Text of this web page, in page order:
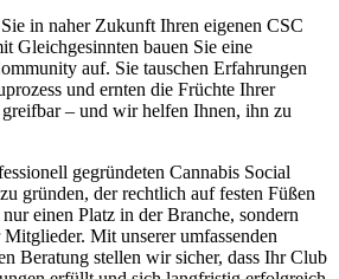
in naher Zukunft Ihren eigenen CSC
Gleichgesinnten bauen Sie eine
auf. Sie tauschen Erfahrungen
und ernten die Früchte Ihrer
– und wir helfen Ihnen, ihn zu
gegründeten Cannabis Social
gründen, der rechtlich auf festen Füßen
einen Platz in der Branche, sondern
Mit unserer umfassenden
Beratung stellen wir sicher, dass Ihr Club